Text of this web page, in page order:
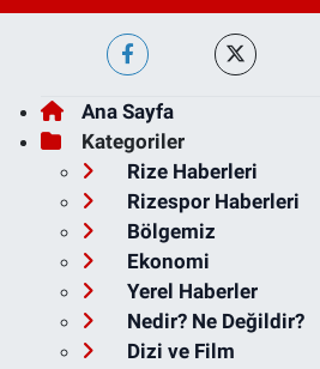
Ana Sayfa
Kategoriler
Rize Haberleri
Rizespor Haberleri
Bölgemiz
Ekonomi
Yerel Haberler
Nedir? Ne Değildir?
Dizi ve Film